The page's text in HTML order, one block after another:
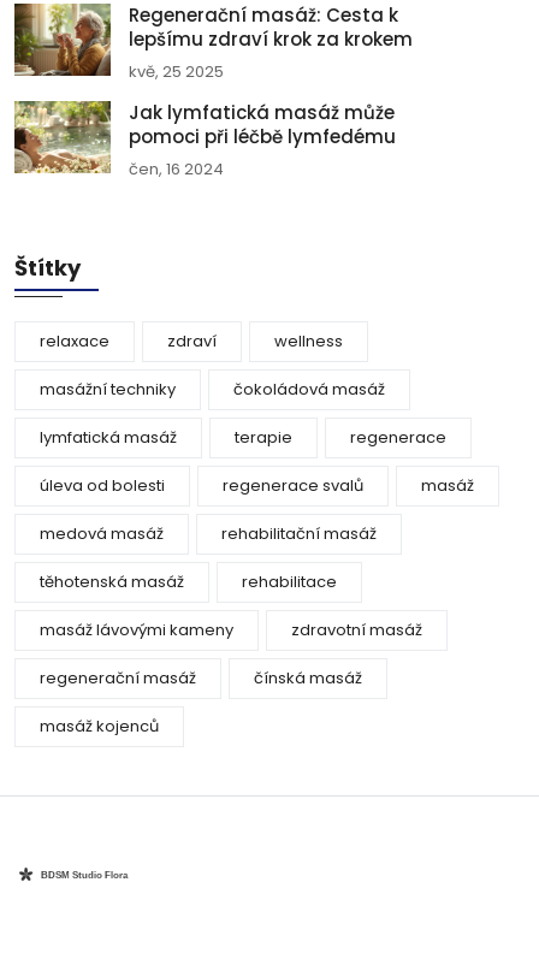
Regenerační masáž: Cesta k
lepšímu zdraví krok za krokem
kvě, 25 2025
Jak lymfatická masáž může
pomoci při léčbě lymfedému
čen, 16 2024
Štítky
relaxace zdraví wellness
masážní techniky čokoládová masáž
lymfatická masáž terapie regenerace
úleva od bolesti regenerace svalů masáž
medová masáž rehabilitační masáž
těhotenská masáž rehabilitace
masáž lávovými kameny zdravotní masáž
regenerační masáž čínská masáž
masáž kojenců